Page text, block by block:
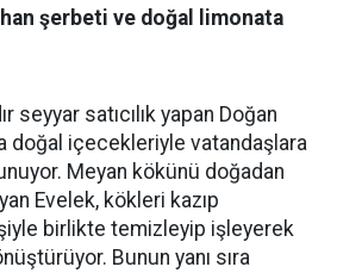
şerbeti ve doğal limonata
seyyar satıcılık yapan Doğan
doğal içecekleriyle vatandaşlara
Meyan kökünü doğadan
Evelek, kökleri kazıp
birlikte temizleyip işleyerek
Bunun yanı sıra